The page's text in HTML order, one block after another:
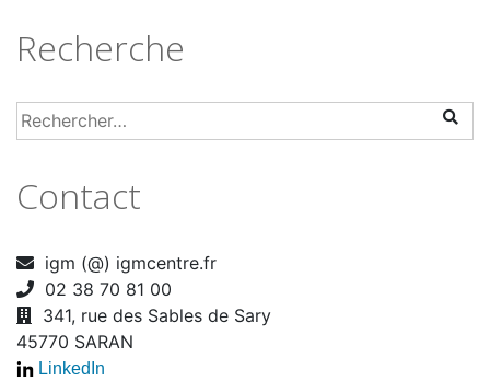
Recherche
Contact
igm (@) igmcentre.fr
02 38 70 81 00
341, rue des Sables de Sary
45770 SARAN
LinkedIn